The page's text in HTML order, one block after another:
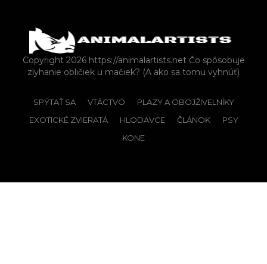
Copyright 2026 https://animalartists.net Čo spôsobuje
zlyhanie obličiek u mačiek? (A ako sa tomu vyhnúť)
SPÝTAŤ SA VTÁCTVO
PLAZY A OBOJŽIVELNÍKY
EXOTICKÉ ZVIERATÁ
HLODAVCE ČLÁNOK
PSY
KONE